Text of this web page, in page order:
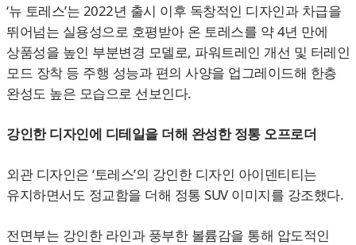
‘뉴 토레스’는 2022년 출시 이후 독창적인 디자인과 차급을
뛰어넘는 실용성으로 호평받아 온 토레스를 약 4년 만에
상품성을 높인 부분변경 모델로, 파워트레인 개선 및 터레인
모드 장착 등 주행 성능과 편의 사양을 업그레이드해 한층
완성도 높은 모습으로 선보인다.
강인한 디자인에 디테일을 더해 완성한 정통 오프로더
외관 디자인은 ‘토레스’의 강인한 디자인 아이덴티티는
유지하면서도 정교함을 더해 정통 SUV 이미지를 강조했다.
전면부는 강인한 라인과 풍부한 볼륨감을 통해 압도적인